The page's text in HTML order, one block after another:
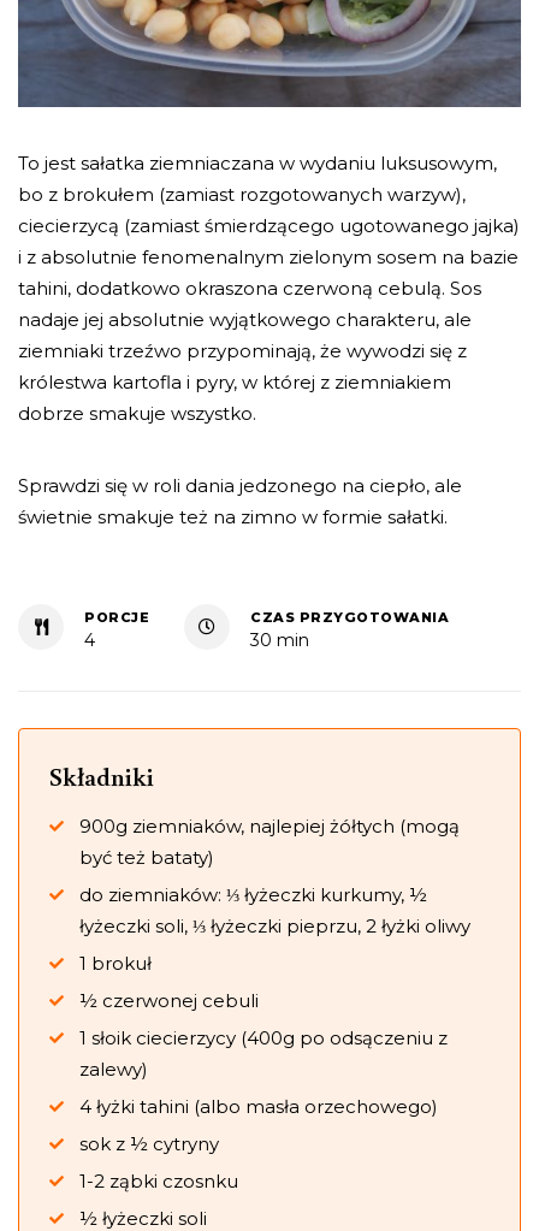
To jest sałatka ziemniaczana w wydaniu luksusowym,
bo z brokułem (zamiast rozgotowanych warzyw),
ciecierzycą (zamiast śmierdzącego ugotowanego jajka)
i z absolutnie fenomenalnym zielonym sosem na bazie
tahini, dodatkowo okraszona czerwoną cebulą. Sos
nadaje jej absolutnie wyjątkowego charakteru, ale
ziemniaki trzeźwo przypominają, że wywodzi się z
królestwa kartofla i pyry, w której z ziemniakiem
dobrze smakuje wszystko.
Sprawdzi się w roli dania jedzonego na ciepło, ale
świetnie smakuje też na zimno w formie sałatki.
PORCJE
4
CZAS PRZYGOTOWANIA
30 min
Składniki
900g ziemniaków, najlepiej żółtych (mogą
być też bataty)
do ziemniaków: ⅓ łyżeczki kurkumy, ½
łyżeczki soli, ⅓ łyżeczki pieprzu, 2 łyżki oliwy
1 brokuł
½ czerwonej cebuli
1 słoik ciecierzycy (400g po odsączeniu z
zalewy)
4 łyżki tahini (albo masła orzechowego)
sok z ½ cytryny
1-2 ząbki czosnku
½ łyżeczki soli